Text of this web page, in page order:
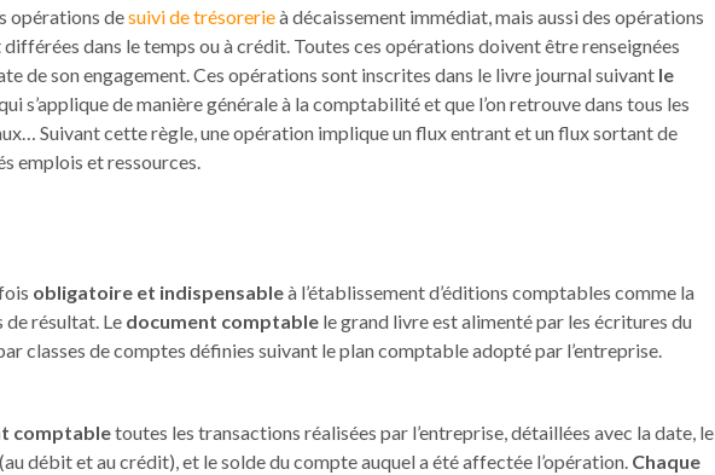
opérations desuivi de trésorerieà décaissement immédiat, mais aussi des opérations
différées dans le temps ou à crédit. Toutes ces opérations doivent être renseignées
de son engagement. Ces opérations sont inscrites dans le livre journal suivantle
s’applique de manière générale à la comptabilité et que l’on retrouve dans tous les
Suivant cette règle, une opération implique un flux entrant et un flux sortant de
emplois et ressources.
obligatoire et indispensableà l’établissement d’éditions comptables comme la
de résultat. Le document comptablele grand livre est alimenté par les écritures du
classes de comptes définies suivant le plan comptable adopté par l’entreprise.
comptabletoutes les transactions réalisées par l’entreprise, détaillées avec la date, le
débit et au crédit), et le solde du compte auquel a été affectée l’opération. Chaque